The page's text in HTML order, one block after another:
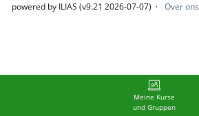
Meine Kurse
und Gruppen
powered by ILIAS (v9.21 2026-07-07) Over ons